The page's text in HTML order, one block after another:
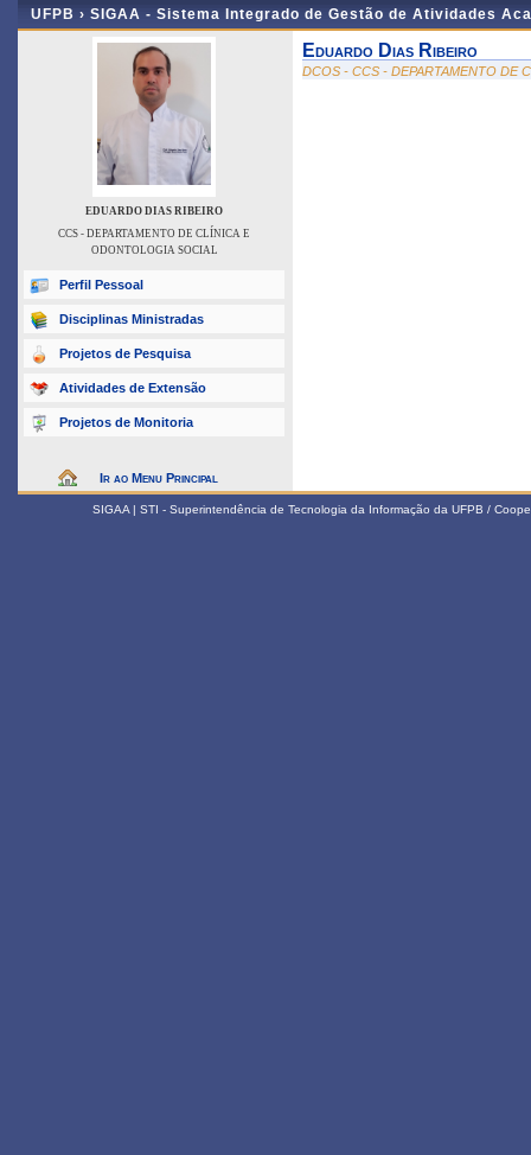
UFPB › SIGAA - Sistema Integrado de Gestão de Atividades
EDUARDO DIAS RIBEIRO
CCS - DEPARTAMENTO DE CLÍNICA E
ODONTOLOGIA SOCIAL
Perfil Pessoal
Disciplinas Ministradas
Projetos de Pesquisa
Atividades de Extensão
Projetos de Monitoria
Ir ao Menu Principal
Eduardo Dias Ribeiro
DCOS - CCS - DEPARTAMENTO DE
SIGAA | STI - Superintendência de Tecnologia da Informação da UFPB /